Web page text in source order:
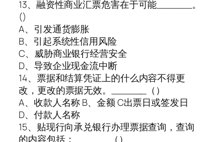
13、融资性商业汇票危害在于可能______。
()
A、引发通货膨胀
B、引起系统性信用风险
C、威胁商业银行经营安全
D、导致企业现金流中断
14、票据和结算凭证上的什么内容不得更
改，更改的票据无效。______（）
A、收款人名称 B、金额 C出票日或签发日
D、付款人名称
15、贴现行向承兑银行办理票据查询，查询
的内容包括：______（）